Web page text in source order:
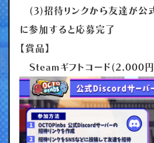
(3)招待リンクから友達が公
に参加すると応募完了
【賞品】
Steamギフトコード(2,000円